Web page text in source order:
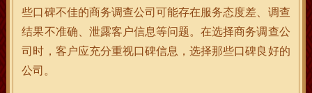
些口碑不佳的商务调查公司可能存在服务态度差、调查
结果不准确、泄露客户信息等问题。在选择商务调查公
司时，客户应充分重视口碑信息，选择那些口碑良好的
公司。